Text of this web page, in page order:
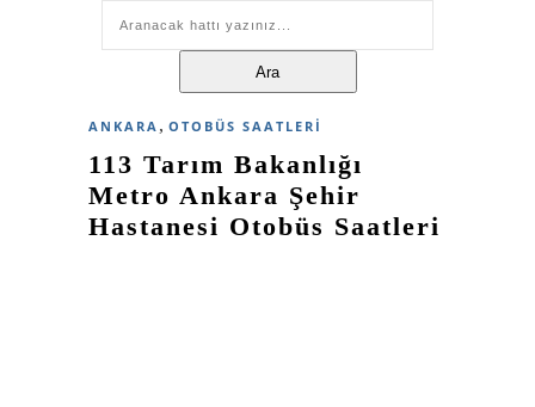
ANKARA , OTOBÜS SAATLERI
113 Tarım Bakanlığı
Metro Ankara Şehir
Hastanesi Otobüs Saatleri